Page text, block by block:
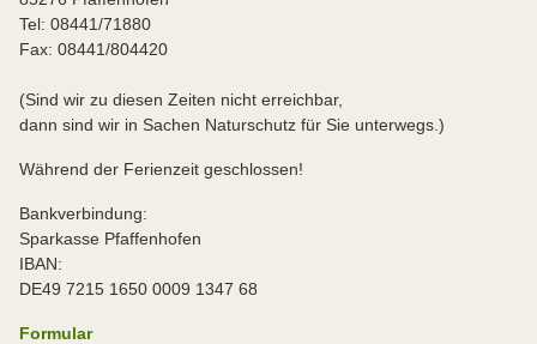
Tel: 08441/71880
Fax: 08441/804420
(Sind wir zu diesen Zeiten nicht erreichbar,
dann sind wir in Sachen Naturschutz für Sie unterwegs.)
Während der Ferienzeit geschlossen!
Bankverbindung:
Sparkasse Pfaffenhofen
IBAN:
DE49 7215 1650 0009 1347 68
Formular